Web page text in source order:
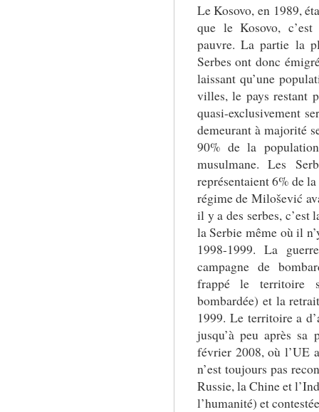
Le Kosovo, en 1989,
que le Kosovo,
pauvre. La partie la
Serbes ont donc
laissant qu’une
villes, le pays restant
quasi-exclusivement
demeurant à majorité
90% de la
musulmane. Les
représentaient 6% de
régime de Milošević
il y a des serbes, c’est
la Serbie même où il
1998-1999. La
campagne de
frappé le territoire
bombardée) et la
1999. Le territoire a
jusqu’à peu après sa
février 2008, où l’UE
n’est toujours pas
Russie, la Chine et
l’humanité) et